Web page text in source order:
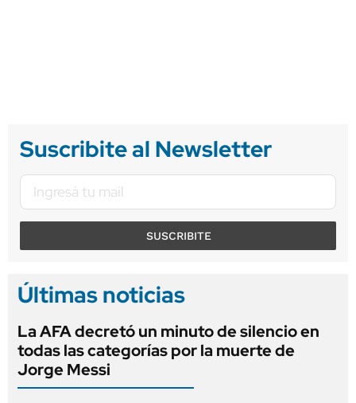
Suscribite al Newsletter
SUSCRIBITE
Últimas noticias
La AFA decretó un minuto de silencio en
todas las categorías por la muerte de
Jorge Messi